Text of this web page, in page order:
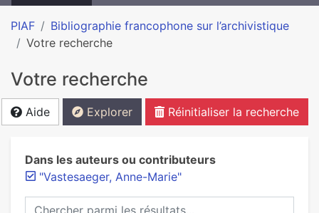
PIAF
Bibliographie francophone sur l’archivistique
Votre recherche
Votre recherche
Aide Explorer Réinitialiser la recherche
Dans les auteurs ou contributeurs
"Vastesaeger, Anne-Marie"
Chercher parmi les résultats...